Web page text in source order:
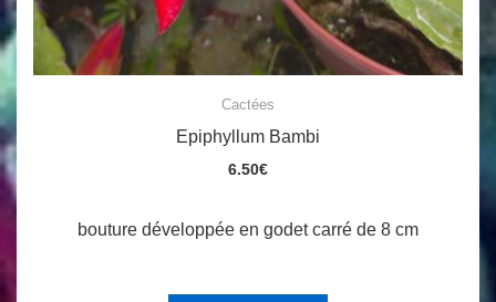
Cactées
Epiphyllum Bambi
6.50€
bouture développée en godet carré de 8 cm